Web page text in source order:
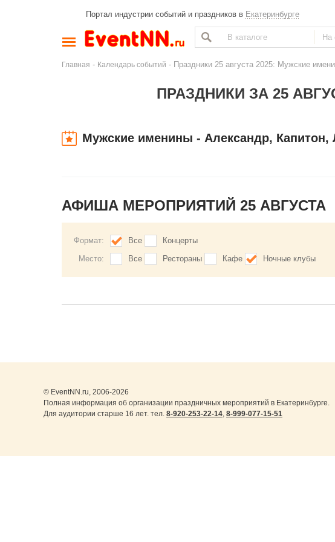
Портал индустрии событий и праздников в Екатеринбурге
Главная - Календарь событий - Праздники 25 августа 2025: Мужские
ПРАЗДНИКИ ЗА 25
Мужские именины - Александр,
АФИША МЕРОПРИЯТИЙ 25 АВГУСТА
Формат: Все
Концерты
Место:
Все Рестораны Кафе Ночные клубы
© EventNN.ru, 2006-2026
Полная информация об организации праздничных мероприятий в Екатеринбурге.
Для аудитории старше 16 лет. тел. 8-920-253-22-14, 8-999-077-15-51